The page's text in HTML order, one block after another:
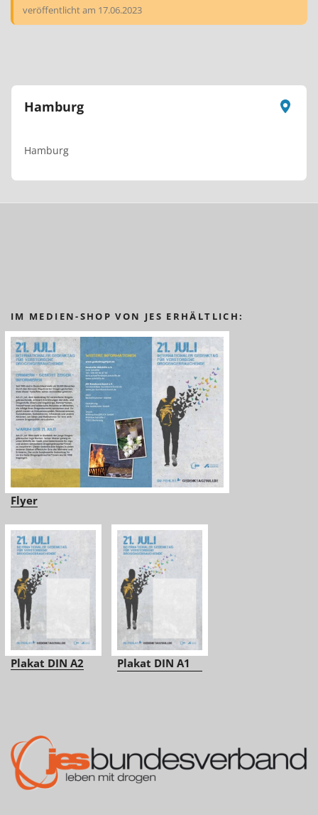
veröffentlicht am 17.06.2023
Hamburg
Hamburg
IM MEDIEN-SHOP VON JES ERHÄLTLICH:
Flyer
Plakat DIN A2 Plakat DIN A1